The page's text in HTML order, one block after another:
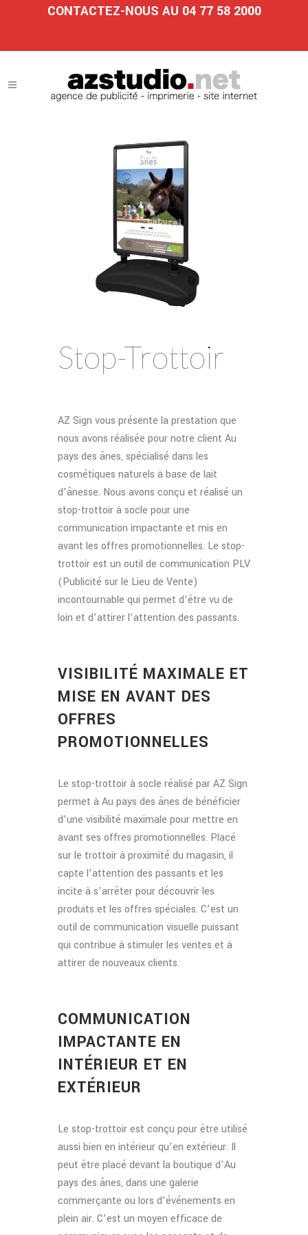
CONTACTEZ-NOUS AU 04 77 58 2000
Stop-Trottoir
AZ Sign vous présente la prestation que
nous avons réalisée pour notre client Au
pays des ânes, spécialisé dans les
cosmétiques naturels à base de lait
d’ânesse. Nous avons conçu et réalisé un
stop-trottoir à socle pour une
communication impactante et mis en
avant les offres promotionnelles. Le stop-
trottoir est un outil de communication PLV
(Publicité sur le Lieu de Vente)
incontournable qui permet d’être vu de
loin et d’attirer l’attention des passants.
VISIBILITÉ MAXIMALE ET
MISE EN AVANT DES
OFFRES
PROMOTIONNELLES
Le stop-trottoir à socle réalisé par AZ Sign
permet à Au pays des ânes de bénéficier
d’une visibilité maximale pour mettre en
avant ses offres promotionnelles. Placé
sur le trottoir à proximité du magasin, il
capte l’attention des passants et les
incite à s’arrêter pour découvrir les
produits et les offres spéciales. C’est un
outil de communication visuelle puissant
qui contribue à stimuler les ventes et à
attirer de nouveaux clients.
COMMUNICATION
IMPACTANTE EN
INTÉRIEUR ET EN
EXTÉRIEUR
Le stop-trottoir est conçu pour être utilisé
aussi bien en intérieur qu’en extérieur. Il
peut être placé devant la boutique d’Au
pays des ânes, dans une galerie
commerçante ou lors d’événements en
plein air. C’est un moyen efficace de